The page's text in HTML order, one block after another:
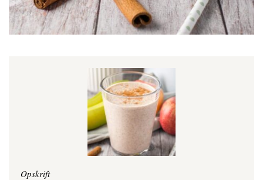
Opskrift